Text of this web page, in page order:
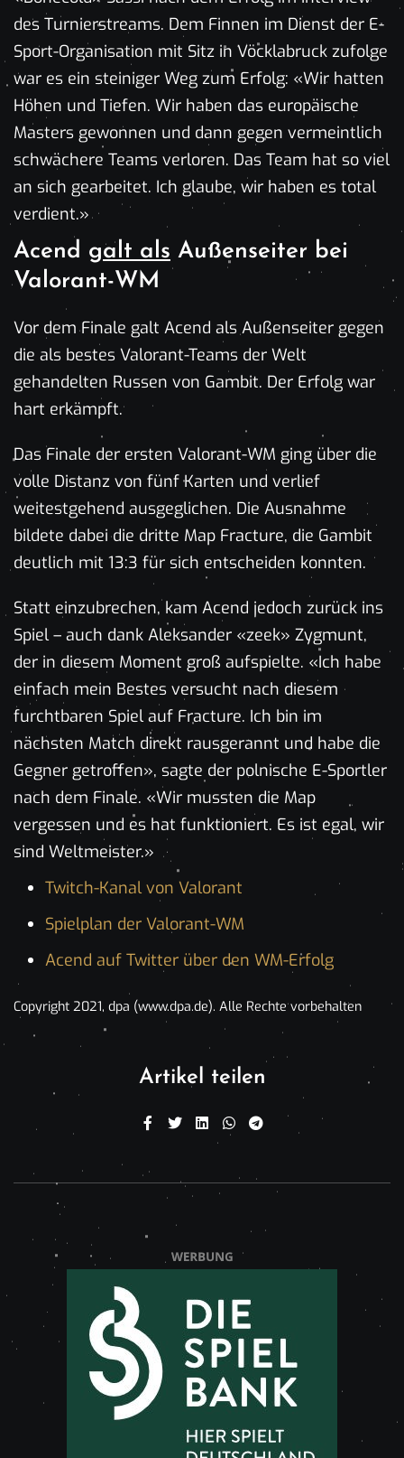
des Turnierstreams. Dem Finnen im Dienst der E-
Sport-Organisation mit Sitz in Vöcklabruck zufolge
war es ein steiniger Weg zum Erfolg: «Wir hatten
Höhen und Tiefen. Wir haben das europäische
Masters gewonnen und dann gegen vermeintlich
schwächere Teams verloren. Das Team hat so viel
an sich gearbeitet. Ich glaube, wir haben es total
verdient.»
Acend galt als Außenseiter bei
Valorant-WM
Vor dem Finale galt Acend als Außenseiter gegen
die als bestes Valorant-Teams der Welt
gehandelten Russen von Gambit. Der Erfolg war
hart erkämpft.
Das Finale der ersten Valorant-WM ging über die
volle Distanz von fünf Karten und verlief
weitestgehend ausgeglichen. Die Ausnahme
bildete dabei die dritte Map Fracture, die Gambit
deutlich mit 13:3 für sich entscheiden konnten.
Statt einzubrechen, kam Acend jedoch zurück ins
Spiel – auch dank Aleksander «zeek» Zygmunt,
der in diesem Moment groß aufspielte. «Ich habe
einfach mein Bestes versucht nach diesem
furchtbaren Spiel auf Fracture. Ich bin im
nächsten Match direkt rausgerannt und habe die
Gegner getroffen», sagte der polnische E-Sportler
nach dem Finale. «Wir mussten die Map
vergessen und es hat funktioniert. Es ist egal, wir
sind Weltmeister.»
Twitch-Kanal von Valorant
Spielplan der Valorant-WM
Acend auf Twitter über den WM-Erfolg
Copyright 2021, dpa (www.dpa.de). Alle Rechte vorbehalten
Artikel teilen